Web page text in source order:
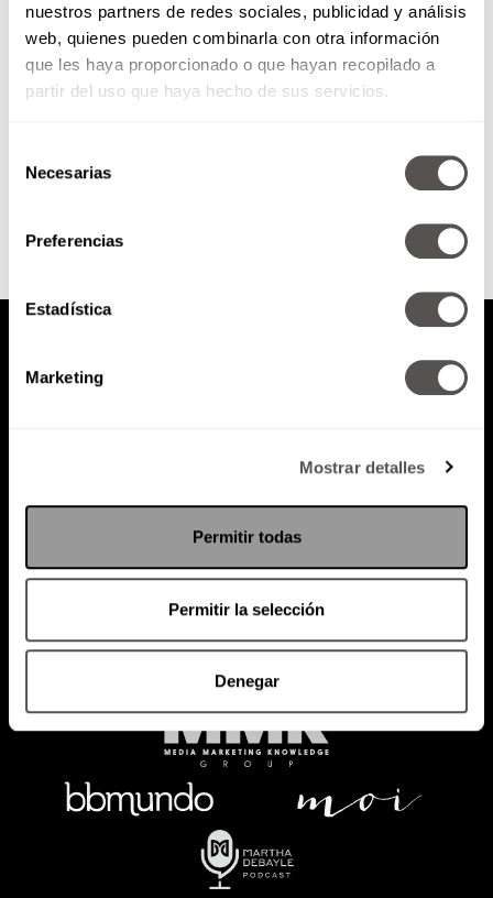
nuestros partners de redes sociales, publicidad y análisis
web, quienes pueden combinarla con otra información
que les haya proporcionado o que hayan recopilado a
partir del uso que haya hecho de sus servicios.
Necesarias
Preferencias
Estadística
Marketing
Mostrar detalles
Permitir todas
Permitir la selección
Denegar
¿Por qué se oponen a ser
evaluados? ¿Cómo están los
maestros de nuestro país? Hoy te
lo decimos.
Política de Privacidad
PODCAST RADIO MARTHA EVENTOS
SACA TU ID